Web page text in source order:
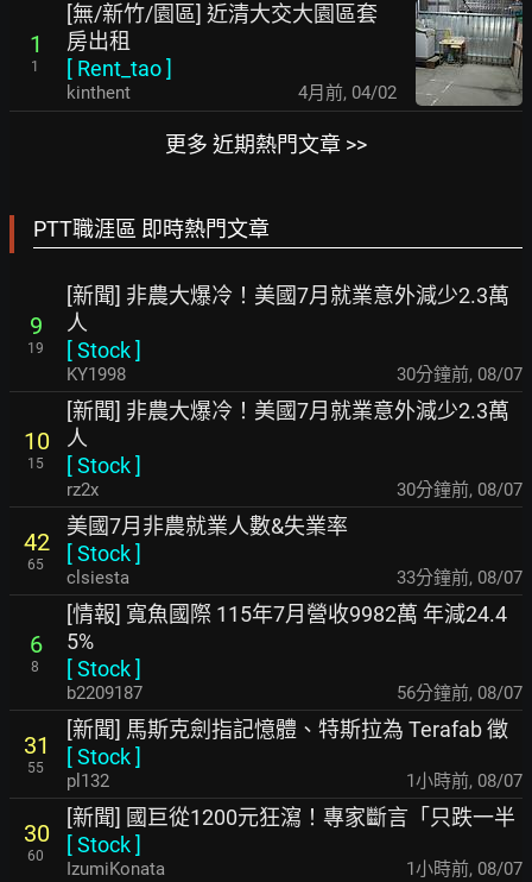
1
1
[無/新竹/園區] 近清大交大園區套
房出租
[ Rent_tao]
kinthent 4月前, 04/02
更多 近期熱門文章 >>
PTT職涯區 即時熱門文章
9
19
[新聞] 非農大爆冷！美國7月就業意外減少2.3萬
人
[Stock]
KY1998 30分鐘前, 08/07
10
15
[新聞] 非農大爆冷！美國7月就業意外減少2.3萬
人
[Stock]
rz2x 30分鐘前, 08/07
42
65
美國7月非農就業人數&失業率
[Stock]
clsiesta 33分鐘前, 08/07
6
8
[情報] 寬魚國際 115年7月營收9982萬 年減24.4
5%
[Stock]
b2209187 56分鐘前, 08/07
31
55
[新聞] 馬斯克劍指記憶體、特斯拉為 Terafab 徵
[Stock]
pl132 1小時前, 08/07
30
60
[新聞] 國巨從1200元狂瀉！專家斷言「只跌一半
[Stock]
IzumiKonata 1小時前, 08/07